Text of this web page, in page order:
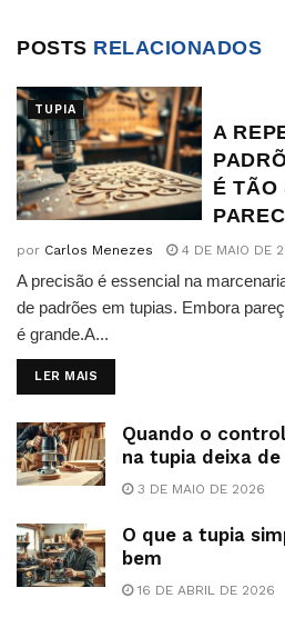
POSTS RELACIONADOS
TUPIA
A
É TÃO
por Carlos Menezes 4 DE MAIO DE
A precisão é essencial na
de padrões em tupias. Embora
é grande.A...
LER MAIS
Quando o
na tupia deixa
3 DE MAIO DE 2026
O que a tupia
bem
16 DE ABRIL DE 2026